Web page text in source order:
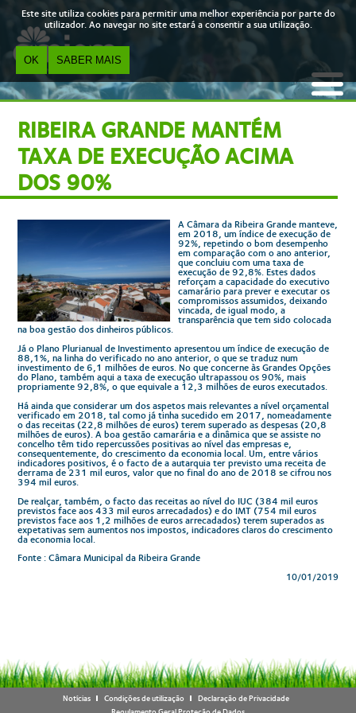
Este site utiliza cookies para permitir uma melhor experiência por parte do
utilizador. Ao navegar no site estará a consentir a sua utilização.
OK SABER MAIS
RIBEIRA GRANDE MANTÉM
TAXA DE EXECUÇÃO ACIMA
DOS 90%
A Câmara da Ribeira Grande manteve,
em 2018, um índice de execução de
92%, repetindo o bom desempenho
em comparação com o ano anterior,
que concluiu com uma taxa de
execução de 92,8%. Estes dados
reforçam a capacidade do executivo
camarário para prever e executar os
compromissos assumidos, deixando
vincada, de igual modo, a
transparência que tem sido colocada
na boa gestão dos dinheiros públicos.
Já o Plano Plurianual de Investimento apresentou um índice de execução de
88,1%, na linha do verificado no ano anterior, o que se traduz num
investimento de 6,1 milhões de euros. No que concerne às Grandes Opções
do Plano, também aqui a taxa de execução ultrapassou os 90%, mais
propriamente 92,8%, o que equivale a 12,3 milhões de euros executados.
Há ainda que considerar um dos aspetos mais relevantes a nível orçamental
verificado em 2018, tal como já tinha sucedido em 2017, nomeadamente
o das receitas (22,8 milhões de euros) terem superado as despesas (20,8
milhões de euros). A boa gestão camarária e a dinâmica que se assiste no
concelho têm tido repercussões positivas ao nível das empresas e,
consequentemente, do crescimento da economia local. Um, entre vários
indicadores positivos, é o facto de a autarquia ter previsto uma receita de
derrama de 231 mil euros, valor que no final do ano de 2018 se cifrou nos
394 mil euros.
De realçar, também, o facto das receitas ao nível do IUC (384 mil euros
previstos face aos 433 mil euros arrecadados) e do IMT (754 mil euros
previstos face aos 1,2 milhões de euros arrecadados) terem superados as
expetativas sem aumentos nos impostos, indicadores claros do crescimento
da economia local.
Fonte : Câmara Municipal da Ribeira Grande
10/01/2019
Notícias Condições de utilização
Declaração de Privacidade